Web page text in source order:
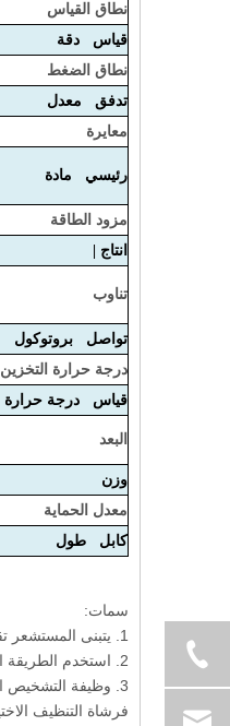
نطاق القياس
قياس دقة
نطاق الضغط
تدفق معدل
معايرة
رئيسي مادة
مزود الطاقة
انتاج |
تناوب
تواصل بروتوكول
درجة حرارة التخزين
قياس درجة حرارة
البعد
وزن
معدل الحماية
كابل طول
سمات:
1. يتبنى المستشعر تقنية الكشف عن الضوئي الضوئي المتناثر بالأشعة تحت الحمراء ، ولديه تكرار جيد واستقرار.
2. استخدم الطريقة القياسية ISO7027 (تقنية نثر الضوء بالأشعة تحت الحمراء) للتخلص من آثار لون العينة.
3. وظيفة التشخيص الذاتي المدمج لضمان دقة البيانات.
فرشاة التنظيف